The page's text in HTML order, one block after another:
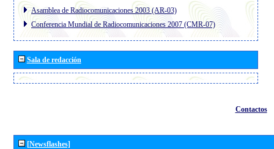
Asamblea de Radiocomunicaciones 2003 (AR-03)
Conferencia Mundial de Radiocomunicaciones 2007 (CMR-07)
Sala de redacción
Contactos
[Newsflashes]